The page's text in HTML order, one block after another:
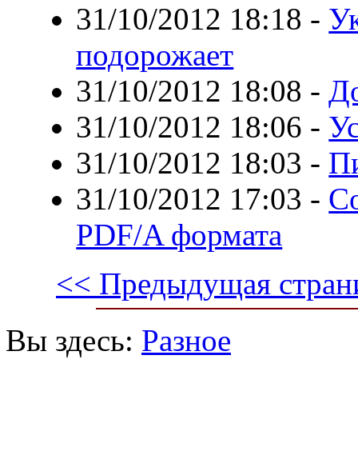
31/10/2012 18:18 -
подорожает
31/10/2012 18:08 -
31/10/2012 18:06 -
31/10/2012 18:03 -
31/10/2012 17:03 -
PDF/A формата
<< Предыдущая
Вы здесь: Разное